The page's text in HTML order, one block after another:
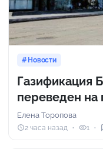
Новости
Газификация
переведен на
Елена Торопова
2 часа назад 1